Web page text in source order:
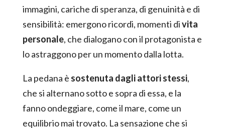
immagini, cariche di speranza, di genuinità e di
sensibilità: emergono ricordi, momenti divita
personale, che dialogano con il protagonista e
lo astraggono per un momento dalla lotta.
La pedana è sostenuta dagli attori stessi,
che si alternano sotto e sopra di essa, e la
fanno ondeggiare, come il mare, come un
equilibrio mai trovato. La sensazione che si